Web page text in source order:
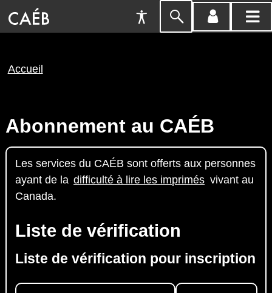
Préférences
d'accessibilité
Passer
menu
menu
Fil
Accueil
Abonnement au CAÉB
Les services du CAÉB sont offerts aux personnes
ayant de la difficulté à lire les imprimés vivant au
Canada.
Liste de vérification
Liste de vérification pour inscription